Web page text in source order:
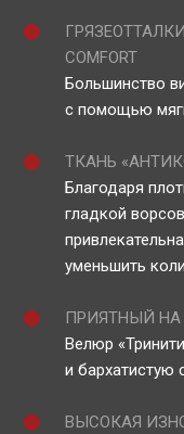
COMFORT
Большинство
с помощью
ТКАНЬ
Благодаря
гладкой
уменьшить
ПРИЯТНЫЙ
Велюр
и бархатистую
ВЫСОКАЯ